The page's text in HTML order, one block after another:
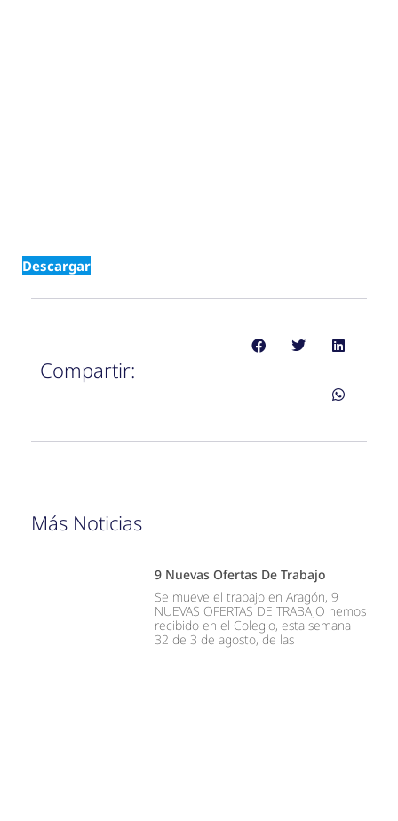
Descargar
Compartir:
Más Noticias
9 Nuevas Ofertas De Trabajo
Se mueve el trabajo en Aragón, 9
NUEVAS OFERTAS DE TRABAJO hemos
recibido en el Colegio, esta semana
32 de 3 de agosto, de las